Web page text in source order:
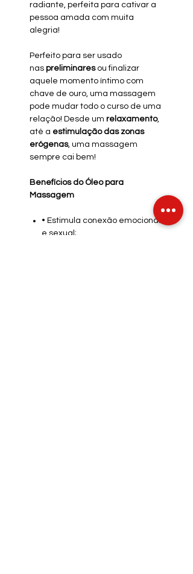
radiante, perfeita para cativar a
pessoa amada com muita
alegria!
Perfeito para ser usado
nas preliminares ou finalizar
aquele momento íntimo com
chave de ouro, uma massagem
pode mudar todo o curso de uma
relação! Desde um relaxamento,
até a estimulação das zonas
erógenas, uma massagem
sempre cai bem!
Benefícios do Óleo para
Massagem
• Estimula conexão emocional
e sexual;